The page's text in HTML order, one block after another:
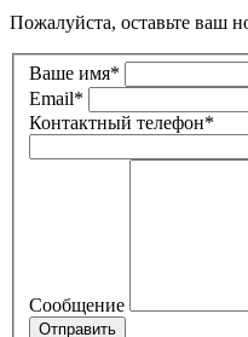
Пожалуйста, оставьте ваш
Ваше имя*
Email*
Контактный телефон*
Сообщение